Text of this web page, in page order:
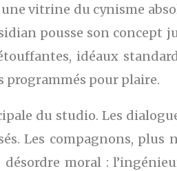
vitrine du cynisme
pousse son concept
idéaux
programmés pour plaire.
du studio. Les
Les compagnons,
moral :